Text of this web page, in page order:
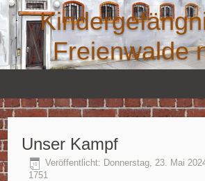
Freienwalde
Unser Kampf
Veröffentlicht: Donnerstag, 23. Mai
1751